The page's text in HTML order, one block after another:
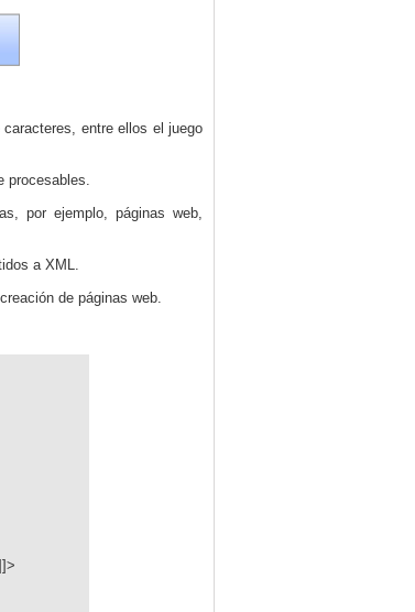
entre ellos el juego
por ejemplo, páginas web,
a XML.
de páginas web.